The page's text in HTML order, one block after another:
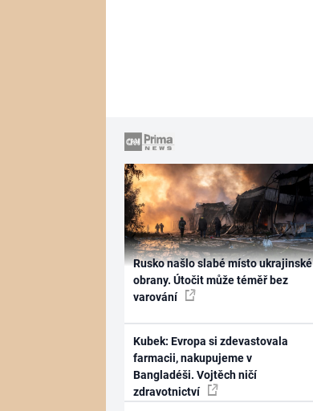
Rusko našlo slabé místo ukrajinské
obrany. Útočit může téměř bez
varování
Kubek: Evropa si zdevastovala
farmacii, nakupujeme v
Bangladéši. Vojtěch ničí
zdravotnictví